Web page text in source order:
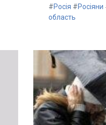
#Росія #Росіяни
область